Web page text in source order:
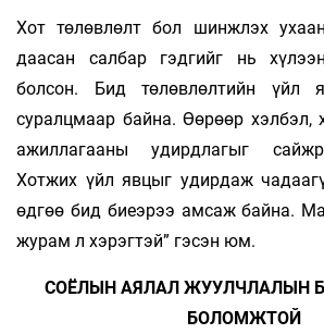
Хот төлөвлөлт бол шинжлэх
даасан салбар гэдгийг нь
болсон. Бид төлөвлөлтийн үйл
суралцмаар байна. Өөрөөр хэлбэл,
ажиллагааны удирдлагыг
Хотжих үйл явцыг удирдаж
өдгөө бид биеэрээ амсаж байна.
журам л хэрэгтэй” гэсэн юм.
СОЁЛЫН АЯЛАЛ ЖУУЛЧЛАЛЫН
БОЛОМЖТОЙ